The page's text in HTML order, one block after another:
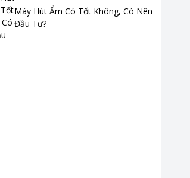
Máy Hút Ẩm Có Tốt Không, Có Nên
Đầu Tư?